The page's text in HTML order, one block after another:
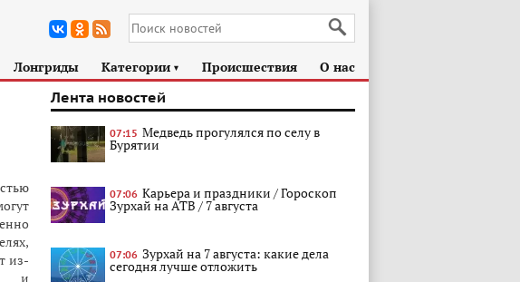
Лонгриды Категории ► Происшествия О нас
из-
и
Лента новостей
07:15 Медведь прогулялся по селу в
Бурятии
07:06 Карьера и праздники / Гороскоп
Зурхай на АТВ / 7 августа
07:06 Зурхай на 7 августа: какие дела
сегодня лучше отложить